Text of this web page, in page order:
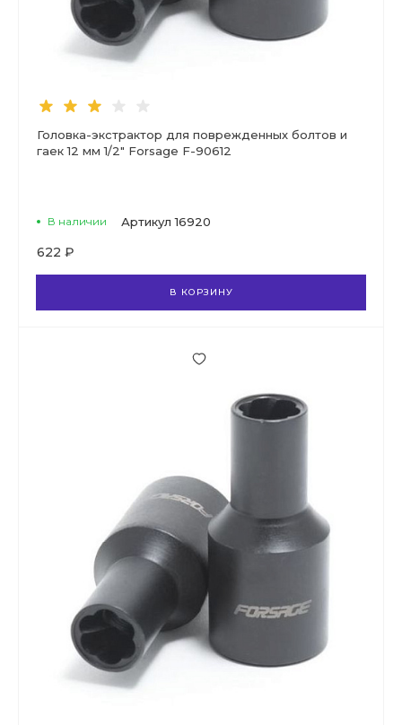
Головка-экстрактор для поврежденных болтов и
гаек 12 мм 1/2" Forsage F-90612
В наличии Артикул 16920
622 ₽
В КОРЗИНУ